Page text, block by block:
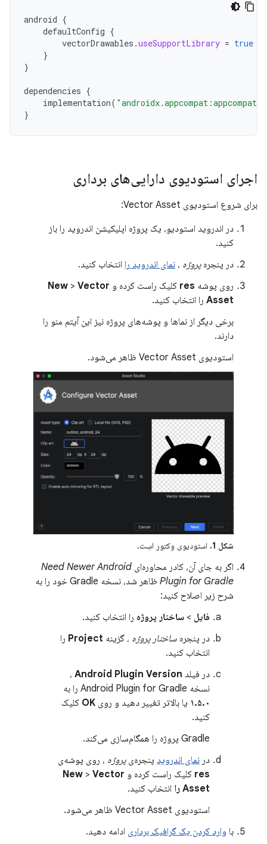
android {
defaultConfig {
vectorDrawables .useSupportLibrary = true
}
}
dependencies {
implementation(
}
اجرای استودیوی دارایی‌های برداری
برای شروع استودیوی Vector Asset:
در اندروید استودیو، یک پروژه اپلیکیشن اندروید را باز
کنید.
در پنجرهپروژه ، نمای اندروید را انتخاب کنید.
روی پوشه res کلیک راست کرده و New > Vector
Asset را انتخاب کنید.
برخی دیگر از نماها و پوشه‌های پروژه نیز این آیتم منو را
دارند.
استودیوی Vector Asset ظاهر می‌شود.
شکل 1. استودیوی وکتور اسِت.
اگر به جای آن، کادر محاوره‌ای Need Newer Android
Plugin for Gradle
ظاهر شد، نسخه Gradle خود را به
شرح زیر اصلاح کنید:
فایل > ساختار پروژه را انتخاب کنید.
در پنجره ساختار پروژه ، گزینه Project را
انتخاب کنید.
در فیلد Android Plugin Version ،
نسخه Android Plugin for Gradle را به
۱.۵.۰ یا بالاتر تغییر دهید و روی OK کلیک
کنید.
Gradle پروژه را همگام‌سازی می‌کند.
در نمای اندروید پنجره‌یپروژه ، روی پوشه‌ی
res کلیک راست کرده و New > Vector
Asset را
انتخاب کنید.
استودیوی Vector Asset ظاهر می‌شود.
با وارد کردن یک گرافیک برداری ادامه دهید.